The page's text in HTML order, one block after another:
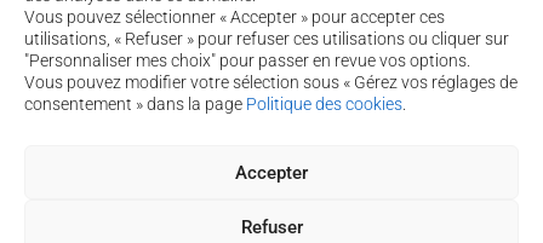
Vous pouvez sélectionner « Accepter » pour accepter ces
utilisations, « Refuser » pour refuser ces utilisations ou cliquer sur
"Personnaliser mes choix" pour passer en revue vos options.
Vous pouvez modifier votre sélection sous « Gérez vos réglages de
consentement » dans la page Politique des cookies
Accepter
Refuser
4 rue de Béguey 33370 TRESSES
05 56 40 69 99
Inscrivez-vous à notre newsletter !